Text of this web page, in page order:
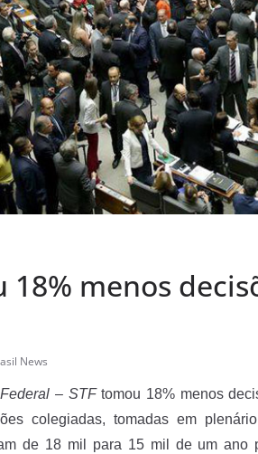
18% menos
News
– STFtomou 18% menos
colegiadas, tomadas em
de 18 mil para 15 mil de um ano